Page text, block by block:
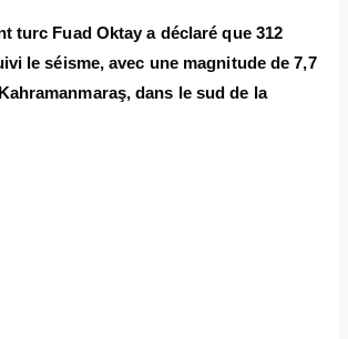
turc Fuad Oktay a déclaré que 312
le séisme, avec une magnitude de 7,7
dans le sud de la